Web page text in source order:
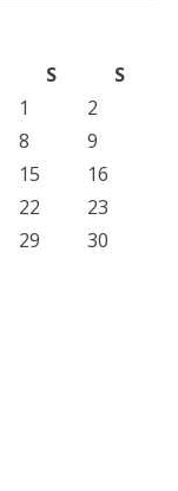
S
S
1
2
8
9
15
16
22
23
29
30